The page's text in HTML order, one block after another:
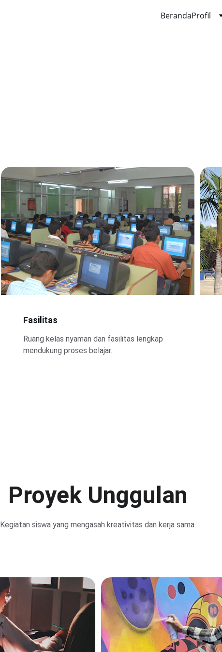
BerandaProfil
Fasilitas
Ruang kelas nyaman dan fasilitas lengkap
mendukung proses belajar.
Proyek Unggulan
Kegiatan siswa yang mengasah kreativitas dan kerja sama.